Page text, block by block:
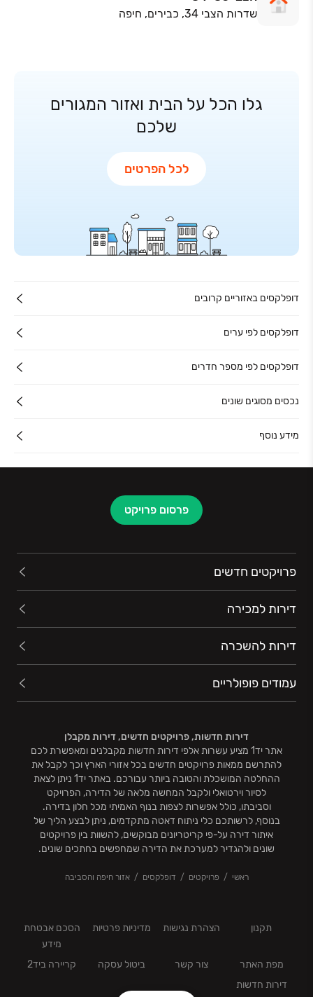
שדרות הצבי 34, כבירים, חיפה
גלו הכל על הבית ואזור המגורים
שלכם
לכל הפרטים
דופלקסים באזוריים קרובים
דופלקסים לפי ערים
דופלקסים לפי מספר חדרים
נכסים מסוגים שונים
מידע נוסף
פרסום פרויקט
פרויקטים חדשים
דירות למכירה
דירות להשכרה
עמודים פופולריים
דירות חדשות, פרויקטים חדשים, דירות מקבלן
אתר יד1 מציע עשרות אלפי דירות חדשות מקבלנים ומאפשרת לכם
להתרשם ממאות פרויקטים חדשים בכל אזורי הארץ וכך לקבל את
ההחלטה המושכלת והטובה ביותר עבורכם. באתר יד1 ניתן לצאת
לסיור וירטואלי ולקבל המחשה מלאה של הדירה, הפרויקט
וסביבתו, כולל אפשרות לצפות בנוף האמיתי מכל חלון בדירה.
בנוסף, לרשותכם כלי ניתוח דאטה מתקדמים, ניתן לבצע הליך של
איתור דירה על-פי קריטריונים מבוקשים, להשוות בין פרויקטים
שונים ולהגדיר למערכת את הדירה שמחפשים בחתכים שונים.
ראשי פרויקטים דופלקסים אזור חיפה והסביבה
תקנון הצהרת נגישות מדיניות פרטיות
הסכם אבטחת
מידע
מפת האתר
צור קשר ביטול עסקה
קריירה ביד2
דירות חדשות